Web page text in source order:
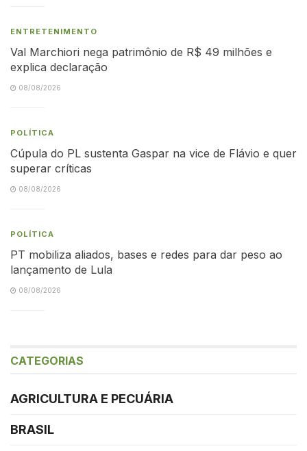
ENTRETENIMENTO
Val Marchiori nega patrimônio de R$ 49 milhões e
explica declaração
08/08/2026
POLÍTICA
Cúpula do PL sustenta Gaspar na vice de Flávio e quer
superar críticas
08/08/2026
POLÍTICA
PT mobiliza aliados, bases e redes para dar peso ao
lançamento de Lula
08/08/2026
CATEGORIAS
AGRICULTURA E PECUÁRIA
BRASIL